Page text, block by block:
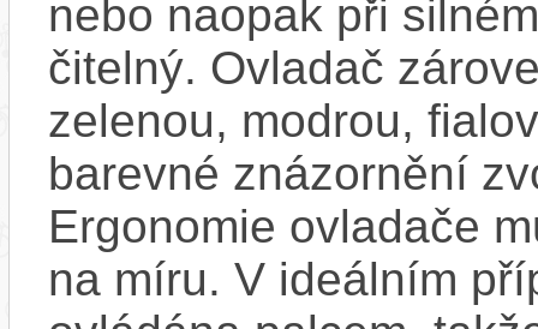
nebo naopak při
čitelný. Ovladač
zelenou, modrou,
barevné znázornění
Ergonomie ovladače
na míru. V ideálním